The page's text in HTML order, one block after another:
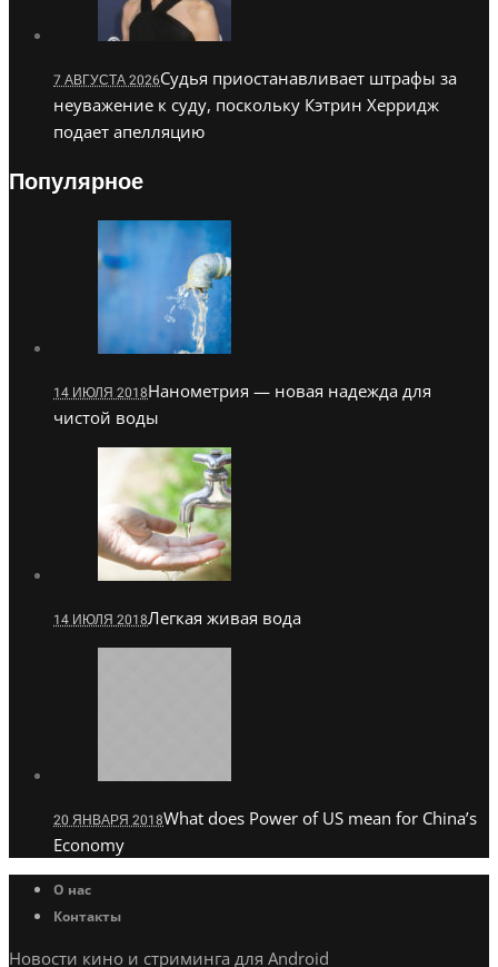
7 АВГУСТА 2026Судья приостанавливает штрафы за
неуважение к суду, поскольку Кэтрин Херридж
подает апелляцию
Популярное
14 ИЮЛЯ 2018Нанометрия — новая надежда для
чистой воды
14 ИЮЛЯ 2018Легкая живая вода
20 ЯНВАРЯ 2018What does Power of US mean for China’s
Economy
О нас
Контакты
Новости кино и стриминга для Android